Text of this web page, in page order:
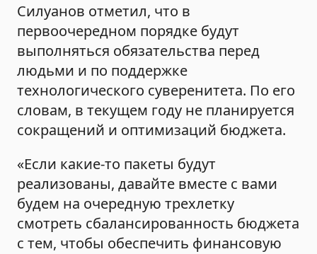
Силуанов отметил, что в
первоочередном порядке будут
выполняться обязательства перед
людьми и по поддержке
технологического суверенитета. По его
словам, в текущем году не планируется
сокращений и оптимизаций бюджета.
«Если какие-то пакеты будут
реализованы, давайте вместе с вами
будем на очередную трехлетку
смотреть сбалансированность бюджета
с тем, чтобы обеспечить финансовую